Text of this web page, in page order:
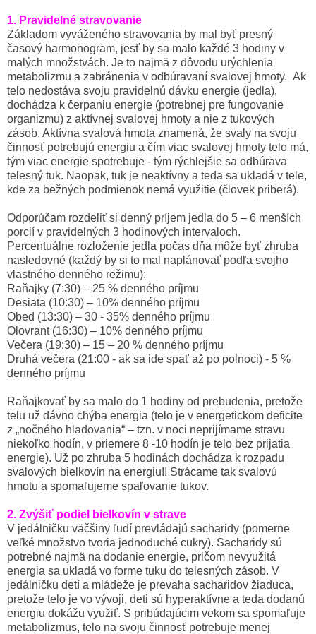
1. Pravidelné stravovanie
Základom vyváženého stravovania by mal byť presný
časový harmonogram, jesť by sa malo každé 3 hodiny v
malých množstvách. Je to najmä z dôvodu urýchlenia
metabolizmu a zabránenia v odbúravaní svalovej hmoty. Ak
telo nedostáva svoju pravidelnú dávku energie (jedla),
dochádza k čerpaniu energie (potrebnej pre fungovanie
organizmu) z aktívnej svalovej hmoty a nie z tukových
zásob. Aktívna svalová hmota znamená, že svaly na svoju
činnosť potrebujú energiu a čím viac svalovej hmoty telo má,
tým viac energie spotrebuje - tým rýchlejšie sa odbúrava
telesný tuk. Naopak, tuk je neaktívny a teda sa ukladá v tele,
kde za bežných podmienok nemá využitie (človek priberá).
Odporúčam rozdeliť si denný príjem jedla do 5 – 6 menších
porcií v pravidelných 3 hodinových intervaloch.
Percentuálne rozloženie jedla počas dňa môže byť zhruba
nasledovné (každý by si to mal naplánovať podľa svojho
vlastného denného režimu):
Raňajky (7:30) – 25 % denného príjmu
Desiata (10:30) – 10% denného príjmu
Obed (13:30) – 30 - 35% denného príjmu
Olovrant (16:30) – 10% denného príjmu
Večera (19:30) – 15 – 20 % denného príjmu
Druhá večera (21:00 - ak sa ide spať až po polnoci) - 5 %
denného príjmu
Raňajkovať by sa malo do 1 hodiny od prebudenia, pretože
telu už dávno chýba energia (telo je v energetickom deficite
z „nočného hladovania“ – tzn. v noci neprijímame stravu
niekoľko hodín, v priemere 8 -10 hodín je telo bez prijatia
energie). Už po zhruba 5 hodinách dochádza k rozpadu
svalových bielkovín na energiu!! Strácame tak svalovú
hmotu a spomaľujeme spaľovanie tukov.
2. Zvýšiť podiel bielkovín v strave
V jedálničku väčšiny ľudí prevládajú sacharidy (pomerne
veľké množstvo tvoria jednoduché cukry). Sacharidy sú
potrebné najmä na dodanie energie, pričom nevyužitá
energia sa ukladá vo forme tuku do telesných zásob. V
jedálničku detí a mládeže je prevaha sacharidov žiaduca,
pretože telo je vo vývoji, deti sú hyperaktívne a teda dodanú
energiu dokážu využiť. S pribúdajúcim vekom sa spomaľuje
metabolizmus, telo na svoju činnosť potrebuje menej